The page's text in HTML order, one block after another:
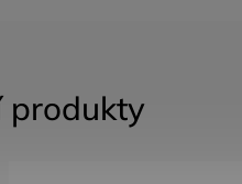
produkty